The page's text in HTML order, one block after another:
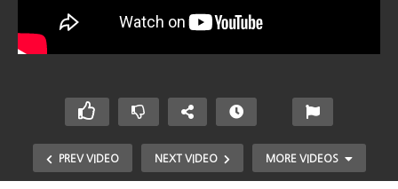
PREV VIDEO NEXT VIDEO MORE VIDEOS